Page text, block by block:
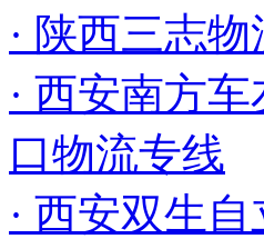
· 陕西三志
· 西安南方
口物流专线
· 西安双生